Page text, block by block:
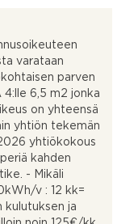
varataan
parven
4:lle 6,5 m2 jonka
on yhteensä
yhtiön tekemän
yhtiökokous
kahden
- Mikäli
v : 12 kk=
kulutuksen ja